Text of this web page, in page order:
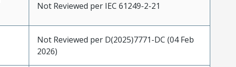
Not Reviewed per IEC 61249-2-21
Not Reviewed per D(2025)7771-DC (04 Feb
2026)